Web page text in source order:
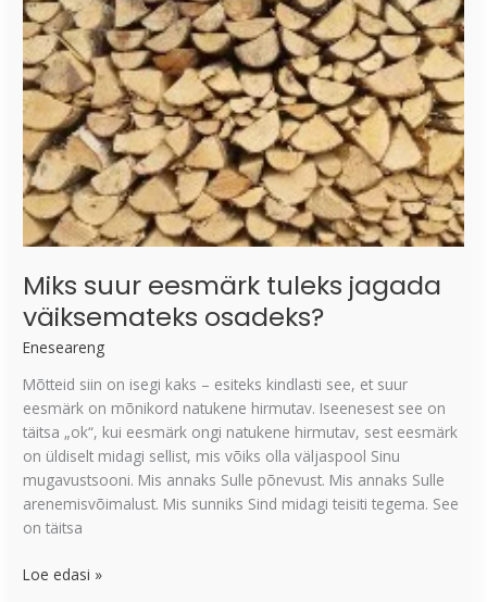
Miks suur eesmärk tuleks jagada
väiksemateks osadeks?
Eneseareng
Mõtteid siin on isegi kaks – esiteks kindlasti see, et suur
eesmärk on mõnikord natukene hirmutav. Iseenesest see on
täitsa „ok“, kui eesmärk ongi natukene hirmutav, sest eesmärk
on üldiselt midagi sellist, mis võiks olla väljaspool Sinu
mugavustsooni. Mis annaks Sulle põnevust. Mis annaks Sulle
arenemisvõimalust. Mis sunniks Sind midagi teisiti tegema. See
on täitsa
väiksemateks
osadeks?
Loe edasi »